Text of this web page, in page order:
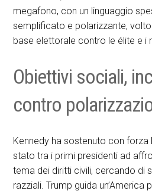
megafono, con un linguaggio
semplificato e polarizzante,
base elettorale contro le élite e i
Obiettivi sociali,
contro
Kennedy ha sostenuto con forza
stato tra i primi presidenti ad
tema dei diritti civili, cercando di
razziali. Trump guida un’America